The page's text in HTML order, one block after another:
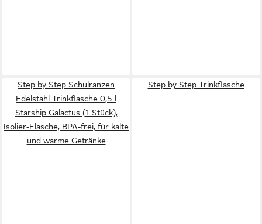
Step by Step Schulranzen
Edelstahl Trinkflasche 0,5 l
Starship Galactus (1 Stück),
Isolier-Flasche, BPA-frei, für kalte
und warme Getränke
Step by Step Trinkflasche